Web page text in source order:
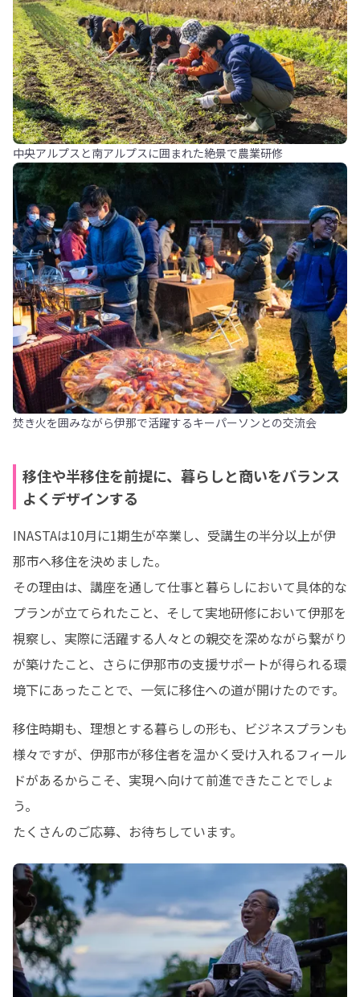
中央アルプスと南アルプスに囲まれた絶景で農業研修
焚き火を囲みながら伊那で活躍するキーパーソンとの交流会
移住や半移住を前提に、暮らしと商いをバランス
よくデザインする
INASTAは10月に1期生が卒業し、受講生の半分以上が伊
那市へ移住を決めました。
その理由は、講座を通して仕事と暮らしにおいて具体的な
プランが立てられたこと、そして実地研修において伊那を
視察し、実際に活躍する人々との親交を深めながら繋がり
が築けたこと、さらに伊那市の支援サポートが得られる環
境下にあったことで、一気に移住への道が開けたのです。
移住時期も、理想とする暮らしの形も、ビジネスプランも
様々ですが、伊那市が移住者を温かく受け入れるフィール
ドがあるからこそ、実現へ向けて前進できたことでしょ
う。
たくさんのご応募、お待ちしています。